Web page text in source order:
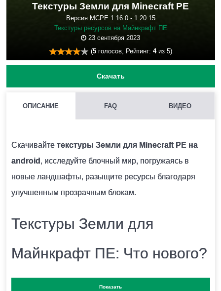
Текстуры Земли для Minecraft PE
Версия MCPE 1.16.0 - 1.20.15
Текстуры ресурсов на Майнкрафт ПЕ
23 сентября 2023
(5 голосов, Рейтинг: 4из 5)
Скачать
ОПИСАНИЕ FAQ ВИДЕО
Скачивайте текстуры Земли для Minecraft PE на
android , исследуйте блочный мир, погружаясь в
новые ландшафты, разыщите ресурсы благодаря
улучшенным прозрачным блокам.
Текстуры Земли для
Майнкрафт ПЕ: Что нового?
Текстура земли в Майнкрафт ПЕ — это как правило
Показать
ВОЗМОЖНО ЛИ ИСПОЛЬЗОВАНИЕ НЕСКОЛЬКИХ ТЕКСТУР
наборов текстур единовременно, так как они могут
КАК УСТАНАВЛИВАТЬ ТЕКСТУРЫ С РАСШИРЕНИЕМ ФАЙЛА